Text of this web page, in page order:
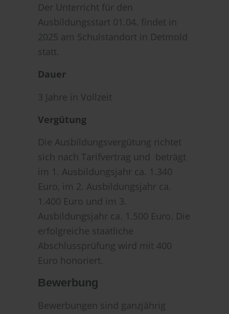
Der Unterricht für den
Ausbildungsstart 01.04. findet in
2025 am Schulstandort in Detmold
statt.
Dauer
3 Jahre in Vollzeit
Vergütung
Die Ausbildungsvergütung richtet
sich nach Tarifvertrag und beträgt
im 1. Ausbildungsjahr ca. 1.340
Euro, im 2. Ausbildungsjahr ca.
1.400 Euro und im 3.
Ausbildungsjahr ca. 1.500 Euro. Die
erfolgreiche staatliche
Abschlussprüfung wird mit 400
Euro honoriert.
Bewerbung
Bewerbungen sind ganzjährig